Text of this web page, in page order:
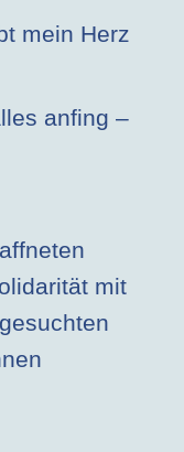
mein Herz
anfing –
mit